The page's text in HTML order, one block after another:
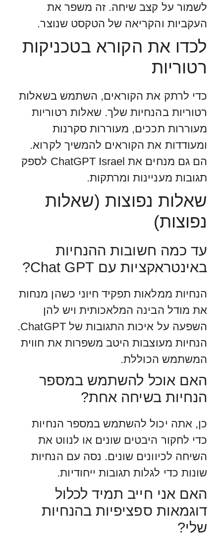
לשמור על קצב שיחה. זה משפר את
העקביות והקריאה של הטקסט שנוצר.
לכדו את הקורא בטכניקות
רטוריות
כדי לרתק את הקוראים, השתמש בשאלות
רטוריות בהנחיות שלך. שאלות רטוריות
מעוררות תככים, מעוררות סקרנות
ומעודדות את הקוראים להמשיך לקרוא.
הם גם מנחים את ChatGPT Israel לספק
תגובות מעניינות ומרתקות.
שאלות נפוצות (שאלות
נפוצות)
עד כמה חשובות ההנחיות
באינטראקציות עם Chat GPT?
הנחיות ממלאות תפקיד חיוני כשהן מנחות
את מודל הבינה המלאכותית ויש להן
השפעה על איכות התגובות של ChatGPT.
הנחיות מעוצבות היטב משפרות את חווית
המשתמש הכוללת.
האם אוכל להשתמש במספר
הנחיות בשיחה אחת?
כן, אתה יכול להשתמש במספר הנחיות
כדי לחקור היבטים שונים או לנווט את
השיחה לכיוונים שונים. נסה עם הנחיות
שונות כדי לגלות תגובות ייחודיות.
האם אני חייב תמיד לכלול
דוגמאות ספציפיות בהנחיות
שלי?